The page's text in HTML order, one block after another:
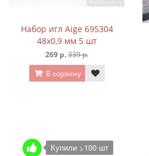
Набор игл Aige 695304
48х0,9 мм 5 шт
269 р.339 р.
В корзину
Купили >100 шт